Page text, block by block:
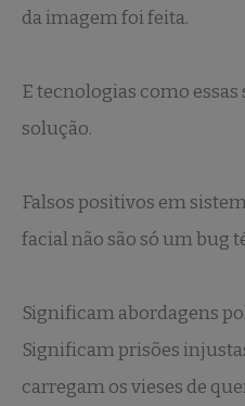
da imagem foi feita.
E tecnologias como
solução.
Falsos positivos em
facial não são só um bug
Significam abordagens
Significam prisões
carregam os vieses de